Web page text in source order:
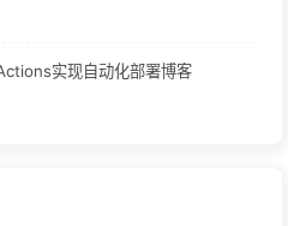
实现自动化部署博客